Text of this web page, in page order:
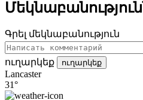
Գրել մեկնաբանություն
ուղարկեք ուղարկեք
Lancaster
31°